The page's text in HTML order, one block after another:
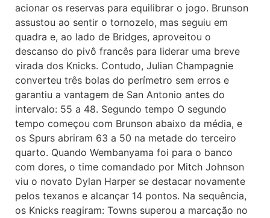
acionar os reservas para equilibrar o jogo. Brunson
assustou ao sentir o tornozelo, mas seguiu em
quadra e, ao lado de Bridges, aproveitou o
descanso do pivô francês para liderar uma breve
virada dos Knicks. Contudo, Julian Champagnie
converteu três bolas do perímetro sem erros e
garantiu a vantagem de San Antonio antes do
intervalo: 55 a 48. Segundo tempo O segundo
tempo começou com Brunson abaixo da média, e
os Spurs abriram 63 a 50 na metade do terceiro
quarto. Quando Wembanyama foi para o banco
com dores, o time comandado por Mitch Johnson
viu o novato Dylan Harper se destacar novamente
pelos texanos e alcançar 14 pontos. Na sequência,
os Knicks reagiram: Towns superou a marcação no